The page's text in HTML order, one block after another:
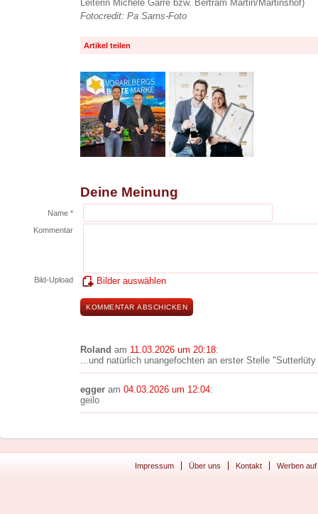
Leiterin Michèle Garre bzw. Bertram Martin/Martinshof)
Fotocredit: Pa Sams-Foto
Artikel teilen
Deine Meinung
Name *
Kommentar
Bild-Upload Bilder auswählen
Roland am 11.03.2026 um 20:18:
...und natürlich unangefochten an erster Stelle
egger am 04.03.2026 um 12:04:
geilo
Impressum Über uns Kontakt Werben